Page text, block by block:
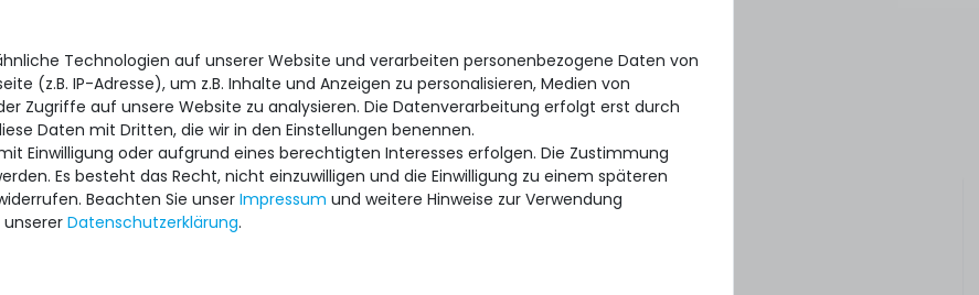
ist die ideale Ergänzung zur gesetzlichen Gewährleistung Ihrer
Day Hardware Care Packs mit nur wenigen Klicks tun:
für passendes Modell auf Servershop24.de aussuchen
Variante mit der geeigneten Laufzeit auswählen
anders festgelegt, wird Ihr individuelles Hardware Care Pack drei
aktiviert.
Care Pack erweitert Ihren Schutz. Ihre gesetzlichen
Technologien auf unserer Website und verarbeiten personenbezogene Daten von
(z.B. IP-Adresse), um z.B. Inhalte und Anzeigen zu personalisieren, Medien von
Zugriffe auf unsere Website zu analysieren. Die Datenverarbeitung erfolgt erst durch
Daten mit Dritten, die wir in den Einstellungen benennen.
Einwilligung oder aufgrund eines berechtigten Interesses erfolgen. Die Zustimmung
Es besteht das Recht, nicht einzuwilligen und die Einwilligung zu einem späteren
Beachten Sie unser Impressum und weitere Hinweise zur Verwendung
Daten­schutz­erklärung.